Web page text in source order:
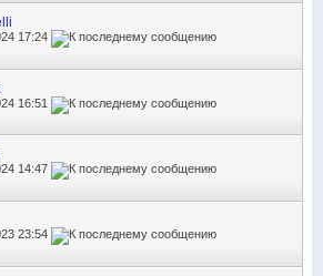
17:24
16:51
14:47
23:54